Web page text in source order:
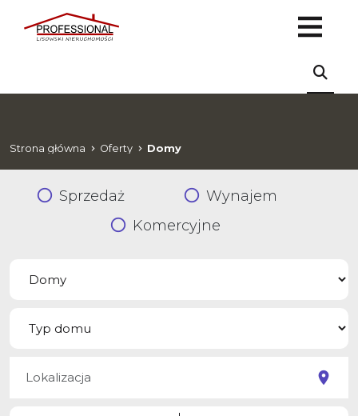
Strona główna Oferty Domy
Sprzedaż
Wynajem
Komercyjne